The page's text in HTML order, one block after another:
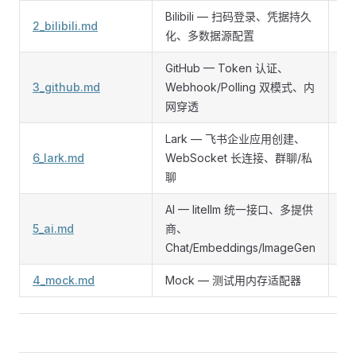
2_bilibili.md
Bilibili — 扫码登录、凭据持久
化、多数据源配置
3_github.md
GitHub — Token 认证、
Webhook/Polling 双模式、内
网穿透
6_lark.md
Lark — 飞书企业应用创建、
WebSocket 长连接、群聊/私
聊
5_ai.md
AI — litellm 统一接口、多提供
商、
Chat/Embeddings/ImageGen
4_mock.md Mock — 测试用内存适配器